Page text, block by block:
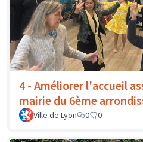
4 - Améliorer l'accueil
mairie du 6ème
Ville de Lyon 0 0